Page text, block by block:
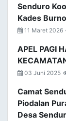
Senduro
Kades Burno
11 Maret 2026
APEL PAGI
03 Juni 2025
Camat
Piodalan
Desa